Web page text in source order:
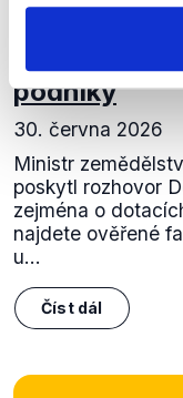
Dotace pro
podniky
30. června 2026
Ministr
poskytl rozhovor
zejména o
najdete ověřené
u...
Číst dál